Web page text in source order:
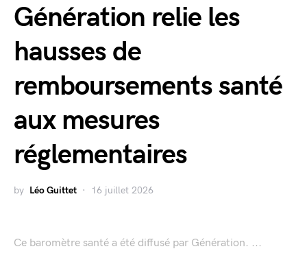
Génération relie les
hausses de
remboursements santé
aux mesures
réglementaires
by Léo Guittet 16 juillet 2026
Ce baromètre santé a été diffusé par Génération. ...